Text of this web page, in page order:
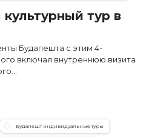
тур в
Будапешта с этим 4-
включая внутреннюю визита
Будапешт индивидуальные туры